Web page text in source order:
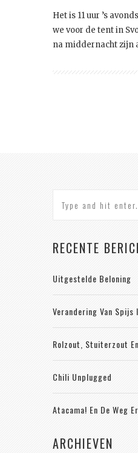
Het is 11 uur ’s
we voor de tent in
na middernacht zijn
RECENTE
Uitgestelde Beloning
Verandering Van Spijs
Rolzout, Stuiterzout
Chili Unplugged
Atacama! En De Weg
ARCHIEVEN